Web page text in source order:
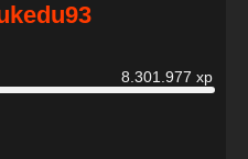
8.301.977 xp